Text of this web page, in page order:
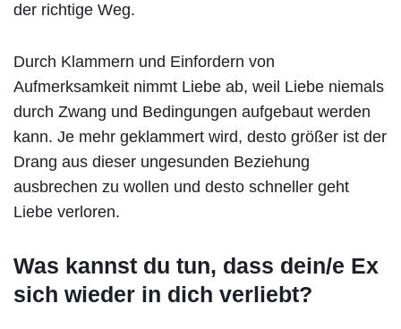
der richtige Weg.
Durch Klammern und Einfordern von
Aufmerksamkeit nimmt Liebe ab, weil Liebe niemals
durch Zwang und Bedingungen aufgebaut werden
kann. Je mehr geklammert wird, desto größer ist der
Drang aus dieser ungesunden Beziehung
ausbrechen zu wollen und desto schneller geht
Liebe verloren.
Was kannst du tun, dass dein/e Ex
sich wieder in dich verliebt?